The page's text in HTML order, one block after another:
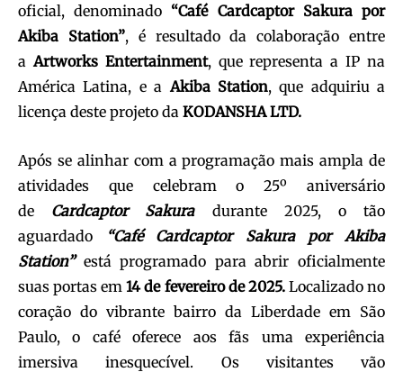
oficial, denominado “Café Cardcaptor Sakura por
Akiba Station”, é resultado da colaboração entre
a Artworks Entertainment, que representa a IP na
América Latina, e a Akiba Station, que adquiriu a
licença deste projeto da KODANSHA LTD.
Após se alinhar com a programação mais ampla de
atividades que celebram o 25º aniversário
de Cardcaptor Sakuradurante 2025, o tão
aguardado
“Café Cardcaptor Sakura por Akiba
Station”está programado para abrir oficialmente
suas portas em14 de fevereiro de 2025.Localizado no
coração do vibrante bairro da Liberdade em São
Paulo, o café oferece aos fãs uma experiência
imersiva inesquecível. Os visitantes vão